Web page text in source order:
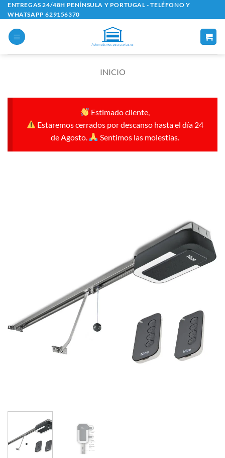
Saltar
al
contenido
ENTREGAS 24/48H PENÍNSULA Y PORTUGAL - TELÉFONO Y
WHATSAPP 629156370
INICIO
Estimado cliente,
Estaremos cerrados por descanso hasta el día 24
de Agosto.
Sentimos las molestias.